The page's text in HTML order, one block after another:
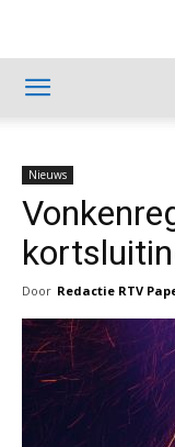
Nieuws
Door Redactie RTV